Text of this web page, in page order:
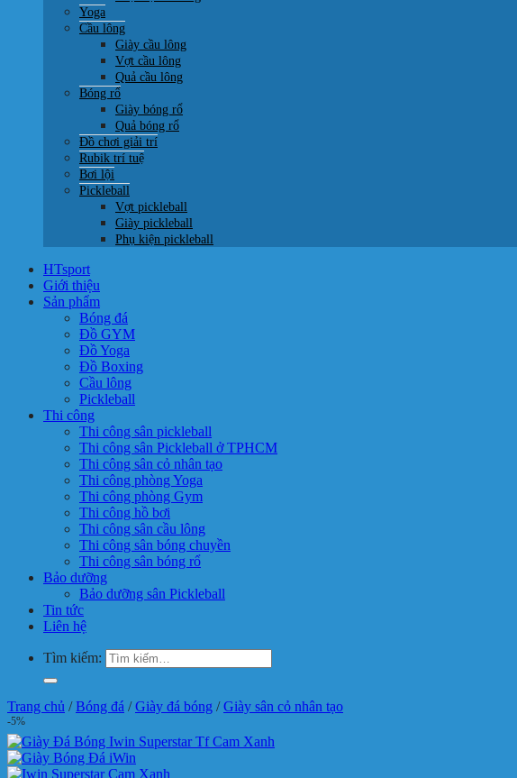
Yoga
Cầu lông
Giày cầu lông
Vợt cầu lông
Quả cầu lông
Bóng rổ
Giày bóng rổ
Quả bóng rổ
Đồ chơi giải trí
Rubik trí tuệ
Bơi lội
Pickleball
Vợt pickleball
Giày pickleball
Phụ kiện pickleball
HTsport
Giới thiệu
Sản phẩm
Bóng đá
Đồ GYM
Đồ Yoga
Đồ Boxing
Cầu lông
Pickleball
Thi công
Thi công sân pickleball
Thi công sân Pickleball ở TPHCM
Thi công sân cỏ nhân tạo
Thi công phòng Yoga
Thi công phòng Gym
Thi công hồ bơi
Thi công sân cầu lông
Thi công sân bóng chuyền
Thi công sân bóng rổ
Bảo dưỡng
Bảo dưỡng sân Pickleball
Tin tức
Liên hệ
Tìm kiếm:
Trang chủ / Bóng đá / Giày đá bóng / Giày sân cỏ nhân tạo
-5%